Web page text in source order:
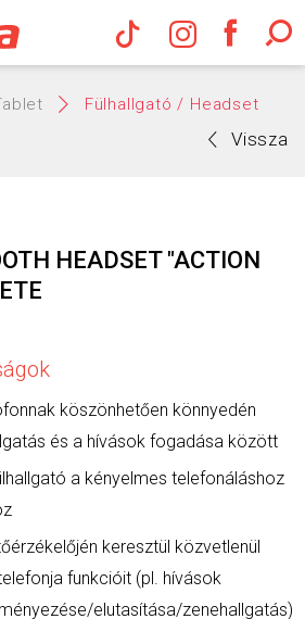
Hama
Fülhallgató / Headset
Vissza
HEADSET "ACTION
köszönhetően könnyedén
és a hívások fogadása között
a kényelmes telefonáláshoz
keresztül közvetlenül
funkcióit (pl. hívások
elutasítása/zenehallgatás)